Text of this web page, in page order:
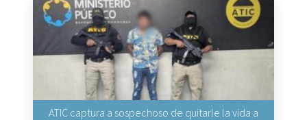
ATIC captura a sospechoso de quitarle la vida a